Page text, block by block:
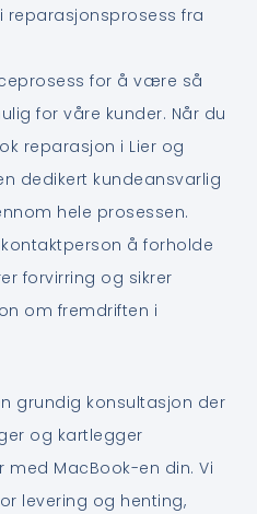
reparasjonsprosess fra
for å være så
for våre kunder. Når du
reparasjon i Lier og
dedikert kundeansvarlig
hele prosessen.
å forholde
forvirring og sikrer
om fremdriften i
grundig konsultasjon der
og kartlegger
MacBook-en din. Vi
levering og henting,